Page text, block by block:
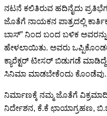
ನಟನೆ ಕಲಿತಿರುವ ಹದಿನೈದು
ಜೊತೆಗೆ ನಾಯಕನ ಪಾತ್ರದಲ್ಲಿ
ಬಾಸ್” ನಿಂದ ಬಂದ ಬಳಿಕ
ಹೇಳಲಾಯಿತು. ಅವರು
ಕ್ಯಾರೆಕ್ಟರ್ ಟೀಸರ್ ಬಿಡುಗಡೆ
ಸಿನಿಮಾ ಮಾಡಬೇಕೆಂದು
ನಿರ್ಮಾಣಕ್ಕೆ ನಮ್ಮ ಜೊತೆಗೆ
ನಿರ್ದೇಶನ, ಕೆ.ಕೆ ಛಾಯಾಗ್ರಹಣ,